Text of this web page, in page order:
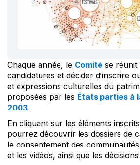
Chaque année, le Comité se réunit
candidatures et décider d’inscrire
et expressions culturelles du
proposées par les États parties à
2003.
En cliquant sur les éléments
pourrez découvrir les dossiers de
le consentement des
et les vidéos, ainsi que les